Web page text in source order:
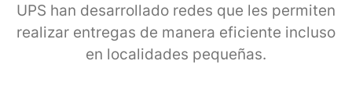
UPS han desarrollado redes que les permiten
realizar entregas de manera eficiente incluso
en localidades pequeñas.